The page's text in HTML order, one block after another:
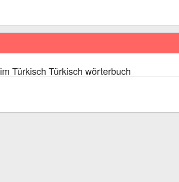
im Türkisch Türkisch wörterbuch